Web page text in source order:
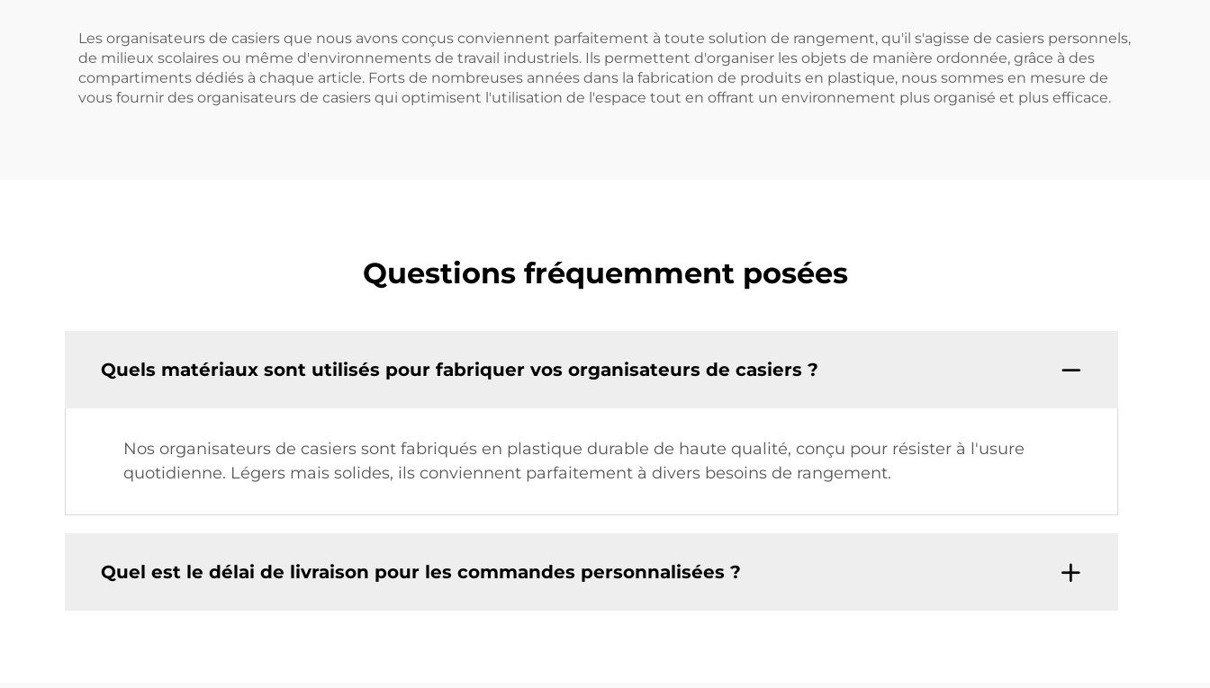
Les organisateurs de casiers que nous avons conçus conviennent parfaitement à toute solution de rangement, qu'il s'agisse de casiers personnels,
de milieux scolaires ou même d'environnements de travail industriels. Ils permettent d'organiser les objets de manière ordonnée, grâce à des
compartiments dédiés à chaque article. Forts de nombreuses années dans la fabrication de produits en plastique, nous sommes en mesure de
vous fournir des organisateurs de casiers qui optimisent l'utilisation de l'espace tout en offrant un environnement plus organisé et plus efficace.
Questions fréquemment posées
Quels matériaux sont utilisés pour fabriquer vos organisateurs de casiers ?
Nos organisateurs de casiers sont fabriqués en plastique durable de haute qualité, conçu pour résister à l'usure
quotidienne. Légers mais solides, ils conviennent parfaitement à divers besoins de rangement.
Quel est le délai de livraison pour les commandes personnalisées ?